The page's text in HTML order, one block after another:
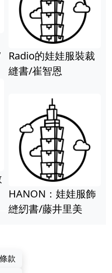
Radio的娃娃服裝裁
縫書/崔智恩
HANON：娃娃服飾
縫紉書/藤井里美